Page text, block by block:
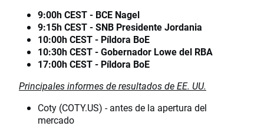
9:00h CEST - BCE Nagel
9:15h CEST - SNB Presidente Jordania
10:00h CEST - Píldora BoE
10:30h CEST - Gobernador Lowe del RBA
17:00h CEST - Píldora BoE
Principales informes de resultados de EE. UU.
Coty (COTY.US) - antes de la apertura del
mercado